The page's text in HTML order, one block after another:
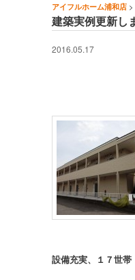
アイフルホーム浦和店 >
投稿ナビゲーション
建築実例更新し
2016.05.17
設備充実、１７世